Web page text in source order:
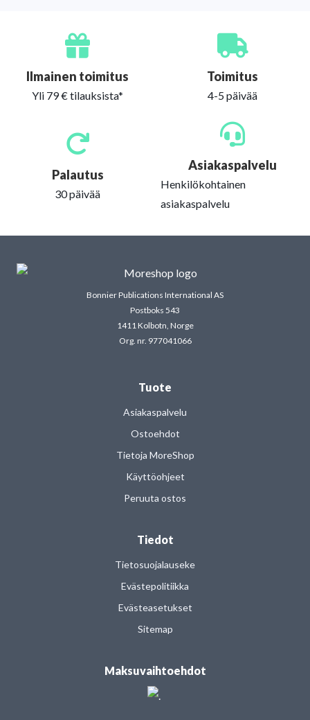
Ilmainen toimitus
Yli 79 € tilauksista*
Toimitus
4-5 päivää
Palautus
30 päivää
Asiakaspalvelu
Henkilökohtainen
asiakaspalvelu
Bonnier Publications International AS
Postboks 543
1411 Kolbotn, Norge
Org. nr. 977041066
Tuote
Asiakaspalvelu
Ostoehdot
Tietoja MoreShop
Käyttöohjeet
Peruuta ostos
Tiedot
Tietosuojalauseke
Evästepolitiikka
Evästeasetukset
Sitemap
Maksuvaihtoehdot